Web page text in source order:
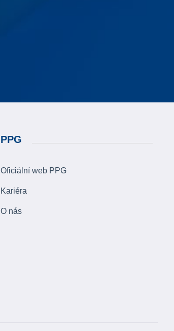
PPG
Oficiální web PPG
Kariéra
O nás